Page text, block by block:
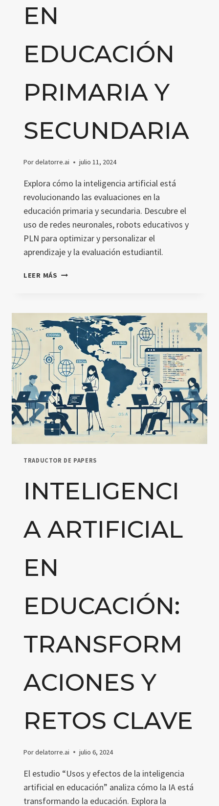
EN
EDUCACIÓN
PRIMARIA Y
SECUNDARIA
Pordelatorre.ai julio 11, 2024
Explora cómo la inteligencia artificial está
revolucionando las evaluaciones en la
educación primaria y secundaria. Descubre el
uso de redes neuronales, robots educativos y
PLN para optimizar y personalizar el
aprendizaje y la evaluación estudiantil.
LEER MÁS EL
INTELIGENCIA
ARTIFICIAL
LOS
MÉTODOS
DE
EVALUACIÓN
EN
EDUCACIÓN
PRIMARIA
Y
SECUNDARIA
TRADUCTOR DE PAPERS
INTELIGENCI
A ARTIFICIAL
EN
EDUCACIÓN:
TRANSFORM
ACIONES Y
RETOS CLAVE
Pordelatorre.ai julio 6, 2024
El estudio “Usos y efectos de la inteligencia
artificial en educación” analiza cómo la IA está
transformando la educación. Explora la